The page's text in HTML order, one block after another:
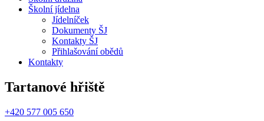
Školní jídelna
Jídelníček
Dokumenty ŠJ
Kontakty ŠJ
Přihlašování obědů
Kontakty
Tartanové hřiště
+420 577 005 650